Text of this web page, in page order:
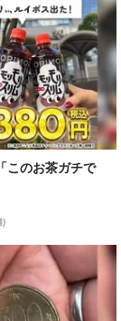
このお茶ガチで
)